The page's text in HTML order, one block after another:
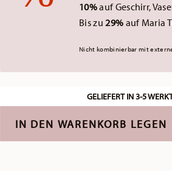
10%auf Geschirr,
Bis zu29% auf Maria
Nicht kombinierbar mit
GELIEFERT IN 3-5
IN DEN WARENKORB LEGEN